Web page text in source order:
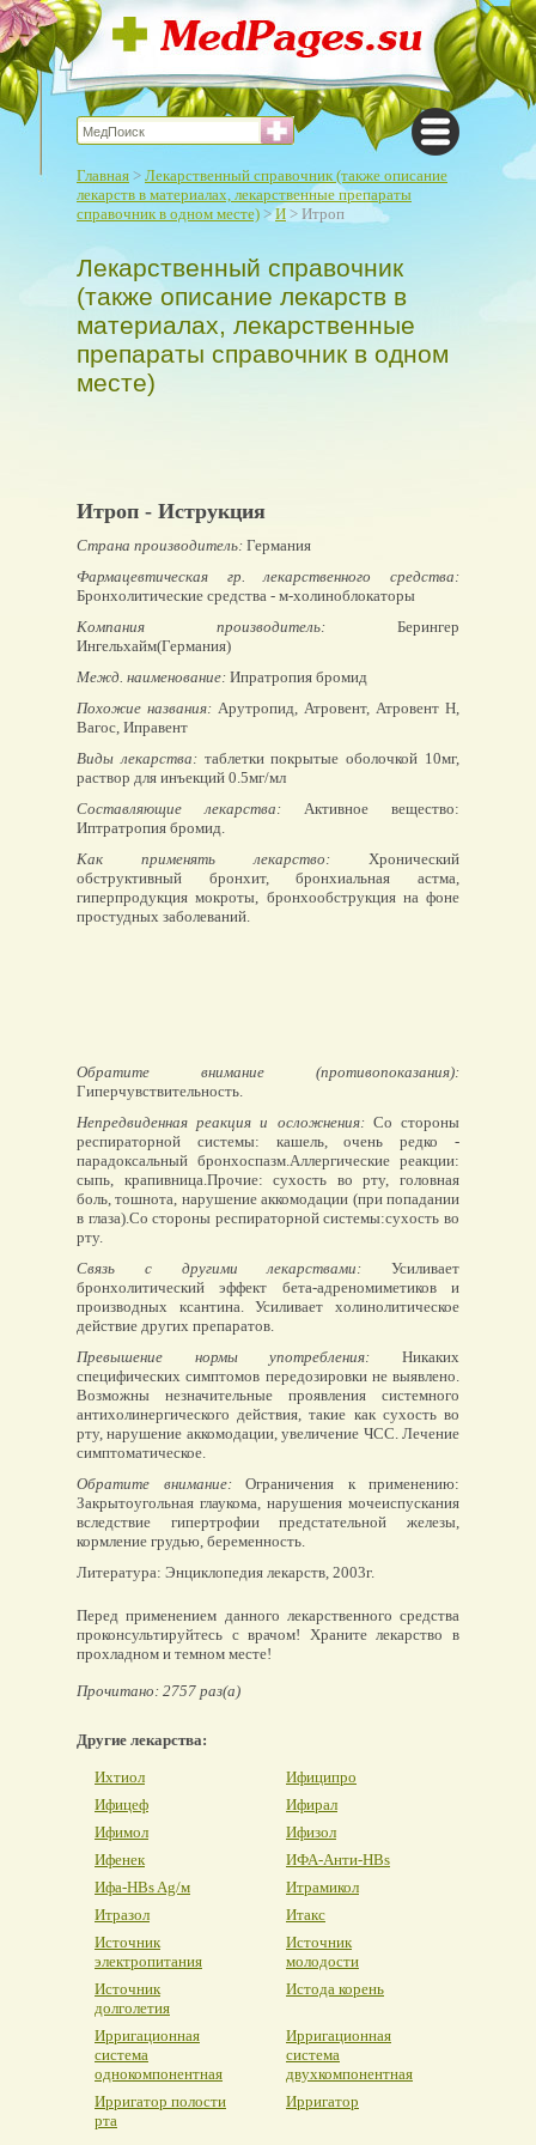
Главная > Лекарственный справочник (также описание
лекарств в материалах, лекарственные препараты
справочник в одном месте) >И > Итроп
Лекарственный справочник
(также описание лекарств в
материалах, лекарственные
препараты справочник в одном
месте)
Итроп - Иструкция
Страна производитель: Германия
Фармацевтическая гр. лекарственного средства:
Бронхолитические средства - м-холиноблокаторы
Компания производитель: Берингер
Ингельхайм(Германия)
Межд. наименование: Ипратропия бромид
Похожие названия: Арутропид, Атровент, Атровент Н,
Вагос, Иправент
Виды лекарства:таблетки покрытые оболочкой 10мг,
раствор для инъекций 0.5мг/мл
Составляющие лекарства: Активное вещество:
Иптратропия бромид.
Как применять лекарство: Хронический
обструктивный бронхит, бронхиальная астма,
гиперпродукция мокроты, бронхообструкция на фоне
простудных заболеваний.
Обратите внимание (противопоказания):
Гиперчувствительность.
Непредвиденная реакция и осложнения:Со стороны
респираторной системы: кашель, очень редко -
парадоксальный бронхоспазм.Аллергические реакции:
сыпь, крапивница.Прочие: сухость во рту, головная
боль, тошнота, нарушение аккомодации (при попадании
в глаза).Со стороны респираторной системы:сухость во
рту.
Связь с другими лекарствами: Усиливает
бронхолитический эффект бета-адреномиметиков и
производных ксантина. Усиливает холинолитическое
действие других препаратов.
Превышение нормы употребления: Никаких
специфических симптомов передозировки не выявлено.
Возможны незначительные проявления системного
антихолинергического действия, такие как сухость во
рту, нарушение аккомодации, увеличение ЧСС. Лечение
симптоматическое.
Обратите внимание:Ограничения к применению:
Закрытоугольная глаукома, нарушения мочеиспускания
вследствие гипертрофии предстательной железы,
кормление грудью, беременность.
Литература: Энциклопедия лекарств, 2003г.
Перед применением данного лекарственного средства
проконсультируйтесь с врачом! Храните лекарство в
прохладном и темном месте!
Прочитано: 2757 раз(а)
Другие лекарства:
Ихтиол
Ифиципро
Ифицеф
Ифирал
Ифимол
Ифизол
Ифенек
ИФА-Анти-HBs
Ифа-HBs Ag/м
Итрамикол
Итразол
Итакс
Источник
электропитания
Источник
молодости
Источник
долголетия
Истода корень
Ирригационная
система
однокомпонентная
Ирригационная
система
двухкомпонентная
Ирригатор полости
рта
Ирригатор